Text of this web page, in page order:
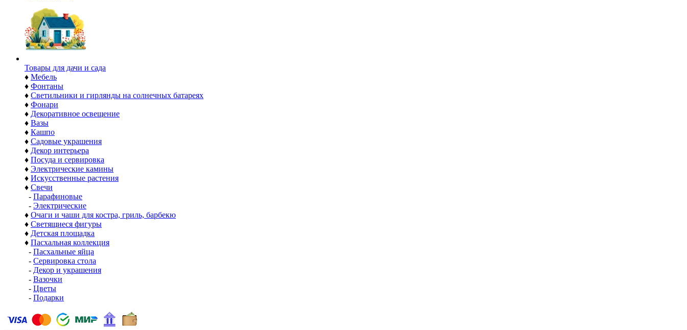
Товары для дачи и сада
♦ Мебель
♦ Фонтаны
♦ Светильники и гирлянды на солнечных батареях
♦ Фонари
♦ Декоративное освещение
♦ Вазы
♦ Кашпо
♦ Садовые украшения
♦ Декор интерьера
♦ Посуда и сервировка
♦ Электрические камины
♦ Искусственные растения
♦ Свечи
- Парафиновые
- Электрические
♦ Очаги и чаши для костра, гриль, барбекю
♦ Светящиеся фигуры
♦ Детская площадка
♦ Пасхальная коллекция
- Пасхальные яйца
- Сервировка стола
- Декор и украшения
- Вазочки
- Цветы
- Подарки